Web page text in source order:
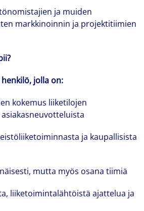
ja muiden
markkinoinnin ja projektitiimien
jolla on:
kokemus liiketilojen
ja kaupallisista
mutta myös osana tiimiä
liiketoimintalähtöistä ajattelua ja
and so are our clients'
a leading diversified
that is expert-led and
Let us show you how we
change – and seize it.